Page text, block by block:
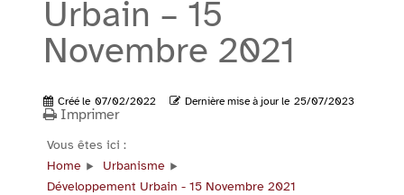
Urbain – 15
Novembre 2021
Créé le 07/02/2022 Dernière mise à jour le 25/07/2023
Imprimer
Vous êtes ici :
Home
Urbanisme
Développement Urbain - 15 Novembre 2021